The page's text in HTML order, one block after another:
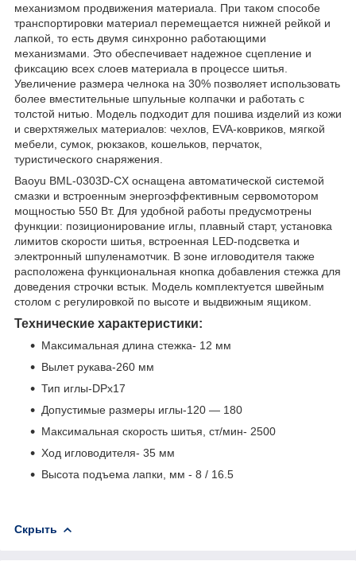
механизмом продвижения материала. При таком способе
транспортировки материал перемещается нижней рейкой и
лапкой, то есть двумя синхронно работающими
механизмами. Это обеспечивает надежное сцепление и
фиксацию всех слоев материала в процессе шитья.
Увеличение размера челнока на 30% позволяет использовать
более вместительные шпульные колпачки и работать с
толстой нитью. Модель подходит для пошива изделий из кожи
и сверхтяжелых материалов: чехлов, EVA-ковриков, мягкой
мебели, сумок, рюкзаков, кошельков, перчаток,
туристического снаряжения.
Baoyu BML-0303D-CX оснащена автоматической системой
смазки и встроенным энергоэффективным сервомотором
мощностью 550 Вт. Для удобной работы предусмотрены
функции: позиционирование иглы, плавный старт, установка
лимитов скорости шитья, встроенная LED-подсветка и
электронный шпуленамотчик. В зоне игловодителя также
расположена функциональная кнопка добавления стежка для
доведения строчки встык. Модель комплектуется швейным
столом с регулировкой по высоте и выдвижным ящиком.
Технические характеристики:
Максимальная длина стежка- 12 мм
Вылет рукава-260 мм
Тип иглы-DPx17
Допустимые размеры иглы-120 — 180
Максимальная скорость шитья, ст/мин- 2500
Ход игловодителя- 35 мм
Высота подъема лапки, мм - 8 / 16.5
Скрыть